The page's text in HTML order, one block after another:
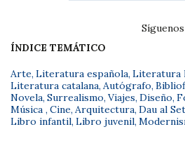
ÍNDICE TEMÁTICO
Arte, Literatura española, Literatura
Literatura catalana, Autógrafo,
Novela, Surrealismo, Viajes, Diseño,
Música , Cine, Arquitectura, Dau al Set
Libro infantil, Libro juvenil,